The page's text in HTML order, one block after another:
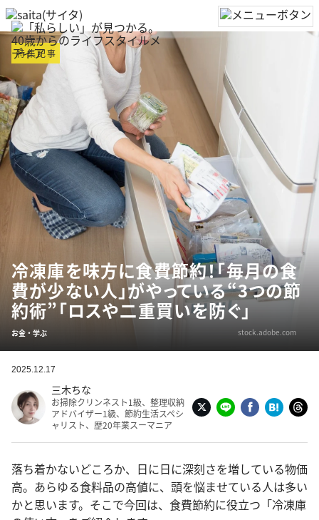
特集記事
冷凍庫を味方に食費節約！「毎月の食
費が少ない人」がやっている“3つの節
約術”「ロスや二重買いを防ぐ」
お金・学ぶ stock.adobe.com
2025.12.17
三木ちな
お掃除クリンネスト1級、整理収納
アドバイザー1級、節約生活スペシ
ャリスト、歴20年業スーマニア
落ち着かないどころか、日に日に深刻さを増している物価
高。あらゆる食料品の高値に、頭を悩ませている人は多い
かと思います。そこで今回は、食費節約に役立つ「冷凍庫